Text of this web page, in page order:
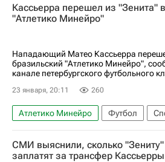
Жоржиньо Ланус Фламенго
Кассьерра перешел из "Зенита" в
"Атлетико Минейро"
Нападающий Матео Кассьерра
бразильский "Атлетико Минейро",
канале петербургского футбольного
23 января, 20:11 260
Атлетико Минейро Футбол
Россия
Кали Матео
Лусиано Гонду
Зенит
Сочи
СМИ выяснили, сколько "Зениту"
заплатят за трансфер Кассьерры